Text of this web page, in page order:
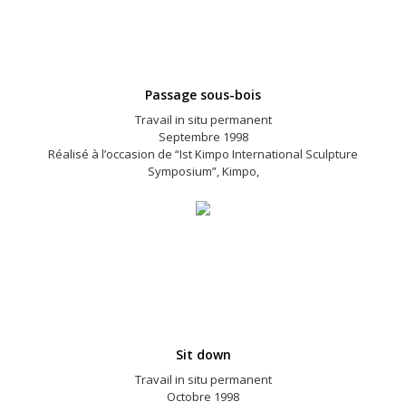
Passage sous-bois
Travail in situ permanent
Septembre 1998
Réalisé à l’occasion de “Ist Kimpo International Sculpture
Symposium”, Kimpo,
Sit down
Travail in situ permanent
Octobre 1998